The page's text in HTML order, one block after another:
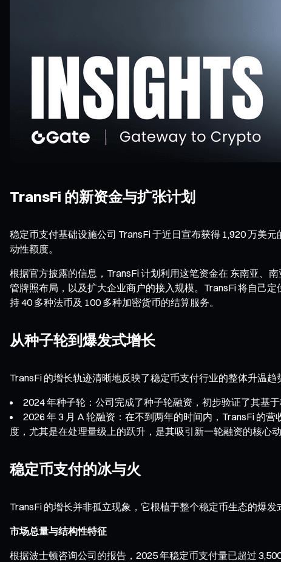
TransFi 的新资金与扩张计划
稳定币支付基础设施公司 TransFi 于近日宣布获得 1,920 万美
动性额度。
根据官方披露的信息，TransFi 计划利用这笔资金在 东南亚、
管牌照布局，以及扩大企业商户的接入规模。TransFi 将自己
持 40 多种法币及 100 多种加密货币的结算服务。
从种子轮到爆发式增长
TransFi 的增长轨迹清晰地反映了稳定币支付行业的整体升温
2024 年种子轮：公司完成了种子轮融资，初步验证了其基
2026 年 3 月 A 轮融资：在不到两年的时间内，TransFi 的
度，尤其是在处理量级上的跃升，是其吸引新一轮融资的核心
稳定币支付的冰与火
TransFi 的增长并非孤立现象，它根植于整个稳定币生态的爆发
市场总量与结构性特征
根据波士顿咨询公司的报告，2025 年稳定币支付量已超过